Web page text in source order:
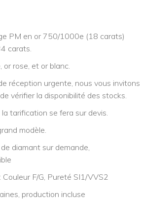
PM en or 750/1000e (18 carats)
carats.
or rose, et or blanc.
réception urgente, nous vous invitons
vérifier la disponibilité des stocks.
tarification se fera sur devis.
modèle.
diamant sur demande,
F/G, Pureté SI1/VVS2
production incluse